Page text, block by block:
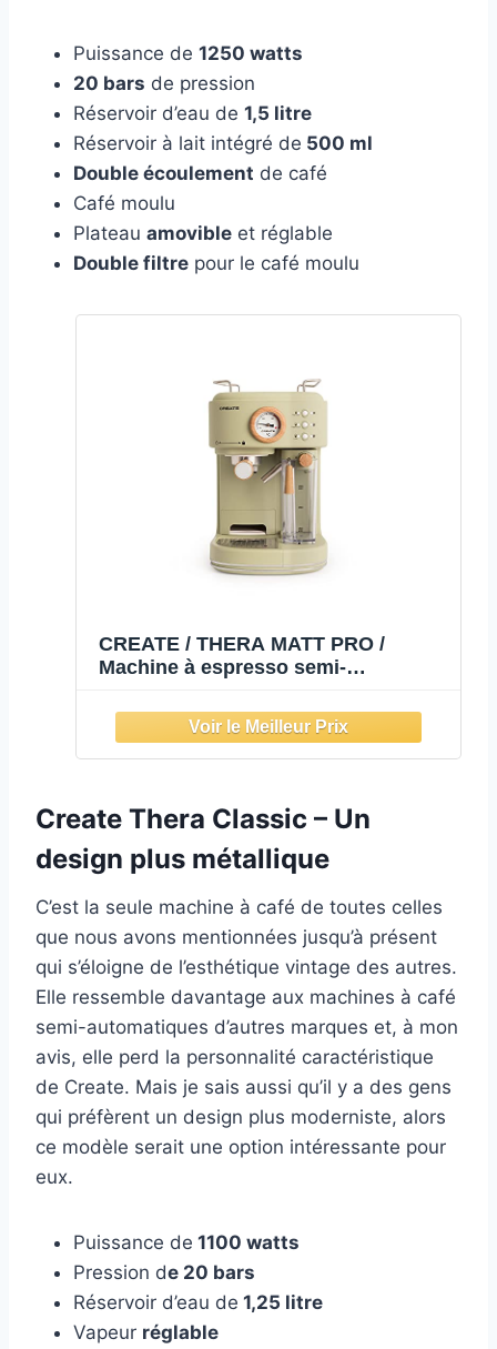
Puissance de 1250 watts
20 bars de pression
Réservoir d’eau de 1,5 litre
Réservoir à lait intégré de 500 ml
Double écoulement de café
Café moulu
Plateau amovible et réglable
Double filtre pour le café moulu
CREATE / THERA MATT PRO /
Machine à espresso semi-
pression de 20 bars, contrôle de la
température NTC, égouttoir, 1250W,
réservoir de lait et d'eau amovible
Create Thera Classic – Un
design plus métallique
C’est la seule machine à café de toutes celles
que nous avons mentionnées jusqu’à présent
qui s’éloigne de l’esthétique vintage des autres.
Elle ressemble davantage aux machines à café
semi-automatiques d’autres marques et, à mon
avis, elle perd la personnalité caractéristique
de Create. Mais je sais aussi qu’il y a des gens
qui préfèrent un design plus moderniste, alors
ce modèle serait une option intéressante pour
eux.
Puissance de 1100 watts
Pression de 20 bars
Réservoir d’eau de 1,25 litre
Vapeur réglable